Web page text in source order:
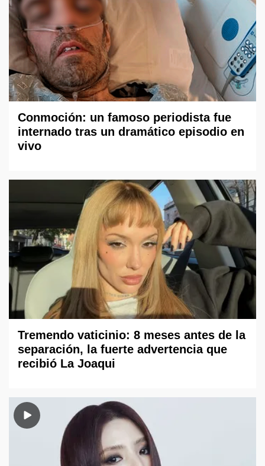
Conmoción: un famoso periodista fue
internado tras un dramático episodio en
vivo
Tremendo vaticinio: 8 meses antes de la
separación, la fuerte advertencia que
recibió La Joaqui